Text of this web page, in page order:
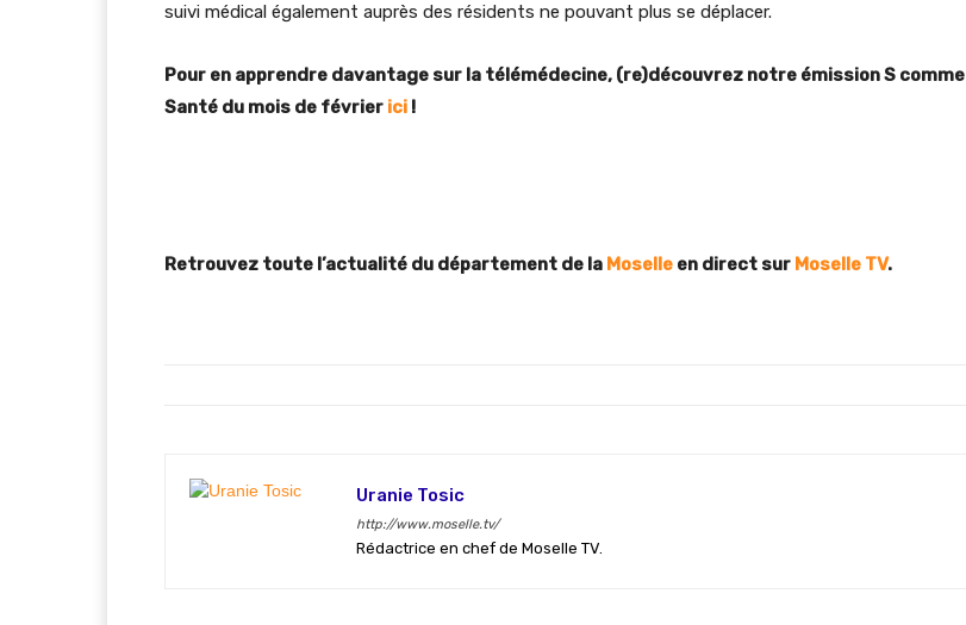
suivi médical également auprès des résidents ne pouvant plus se déplacer.
Pour en apprendre davantage sur la télémédecine, (re)découvrez notre émission S comme
Santé du mois de février ici !
Retrouvez toute l’actualité du département de la Moselle en direct sur Moselle TV.
Uranie Tosic
http://www.moselle.tv/
Rédactrice en chef de Moselle TV.